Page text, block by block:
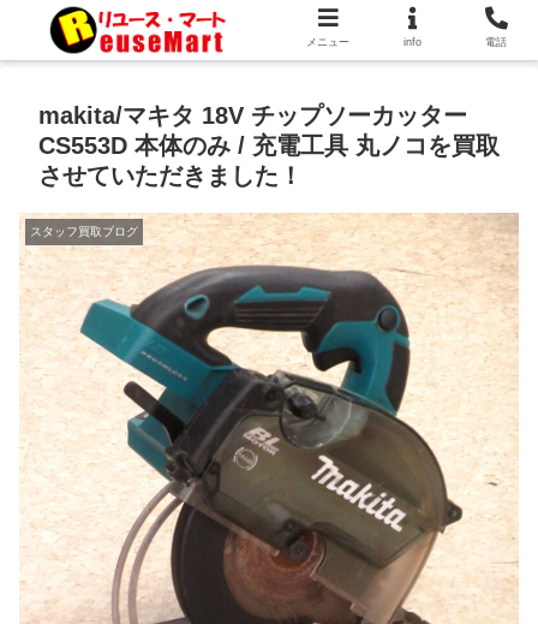
makita/マキタ 18V チップソーカッター
CS553D 本体のみ / 充電工具 丸ノコを買取
させていただきました！
スタッフ買取ブログ
メニュー info 電話